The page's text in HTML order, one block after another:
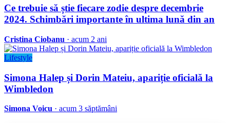
Ce trebuie să știe fiecare zodie despre decembrie
2024. Schimbări importante în ultima lună din an
Cristina Ciobanu · acum 2 ani
Lifestyle
Simona Halep și Dorin Mateiu, apariție oficială la
Wimbledon
Simona Voicu · acum 3 săptămâni